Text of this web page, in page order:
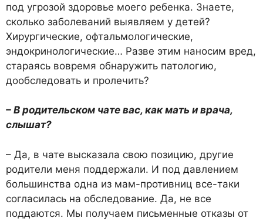
под угрозой здоровье моего ребенка. Знаете,
сколько заболеваний выявляем у детей?
Хирургические, офтальмологические,
эндокринологические… Разве этим наносим вред,
стараясь вовремя обнаружить патологию,
дообследовать и пролечить?
– В родительском чате вас, как мать и врача,
слышат?
– Да, в чате высказала свою позицию, другие
родители меня поддержали. И под давлением
большинства одна из мам-противниц все-таки
согласилась на обследование. Да, не все
поддаются. Мы получаем письменные отказы от